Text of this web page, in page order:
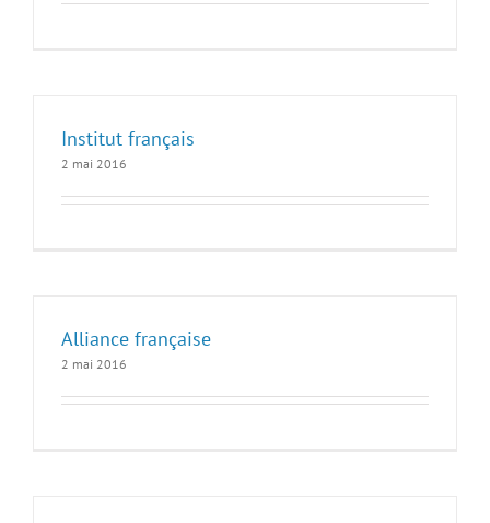
Institut français
2 mai 2016
Alliance française
2 mai 2016